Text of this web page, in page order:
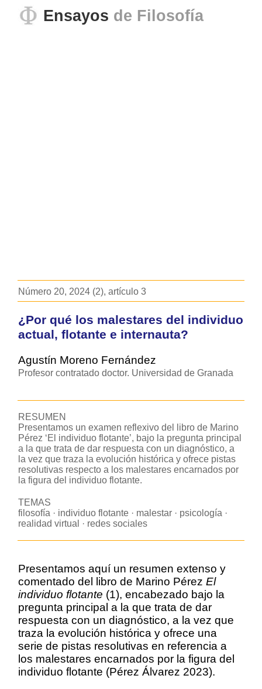
Ensayos de Filosofía
Número 20, 2024 (2), artículo 3
¿Por qué los malestares del individuo
actual, flotante e internauta?
Agustín Moreno Fernández
Profesor contratado doctor. Universidad de Granada
RESUMEN
Presentamos un examen reflexivo del libro de Marino
Pérez ‘El individuo flotante’, bajo la pregunta principal
a la que trata de dar respuesta con un diagnóstico, a
la vez que traza la evolución histórica y ofrece pistas
resolutivas respecto a los malestares encarnados por
la figura del individuo flotante.
TEMAS
filosofía · individuo flotante· malestar· psicología ·
realidad virtual
· redes sociales
Presentamos aquí un resumen extenso y
comentado del libro de Marino Pérez El
individuo flotante (1), encabezado bajo la
pregunta principal a la que trata de dar
respuesta con un diagnóstico, a la vez que
traza la evolución histórica y ofrece una
serie de pistas resolutivas en referencia a
los malestares encarnados por la figura del
individuo flotante (Pérez Álvarez 2023).